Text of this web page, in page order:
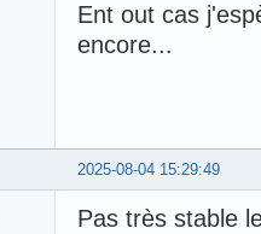
Ent out cas
encore...
2025-08-04 15:29:49
Pas très stable